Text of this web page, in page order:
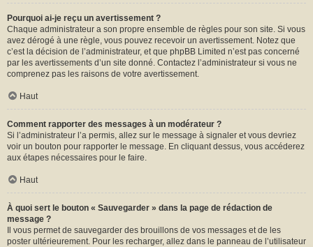
Pourquoi ai-je reçu un avertissement ?
Chaque administrateur a son propre ensemble de règles pour son site. Si vous
avez dérogé à une règle, vous pouvez recevoir un avertissement. Notez que
c’est la décision de l’administrateur, et que phpBB Limited n’est pas concerné
par les avertissements d’un site donné. Contactez l’administrateur si vous ne
comprenez pas les raisons de votre avertissement.
Haut
Comment rapporter des messages à un modérateur ?
Si l’administrateur l’a permis, allez sur le message à signaler et vous devriez
voir un bouton pour rapporter le message. En cliquant dessus, vous accéderez
aux étapes nécessaires pour le faire.
Haut
À quoi sert le bouton « Sauvegarder » dans la page de rédaction de
message ?
Il vous permet de sauvegarder des brouillons de vos messages et de les
poster ultérieurement. Pour les recharger, allez dans le panneau de l’utilisateur